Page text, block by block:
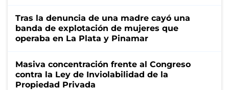
Tras la denuncia de una madre cayó una
banda de explotación de mujeres que
operaba en La Plata y Pinamar
Masiva concentración frente al Congreso
contra la Ley de Inviolabilidad de la
Propiedad Privada